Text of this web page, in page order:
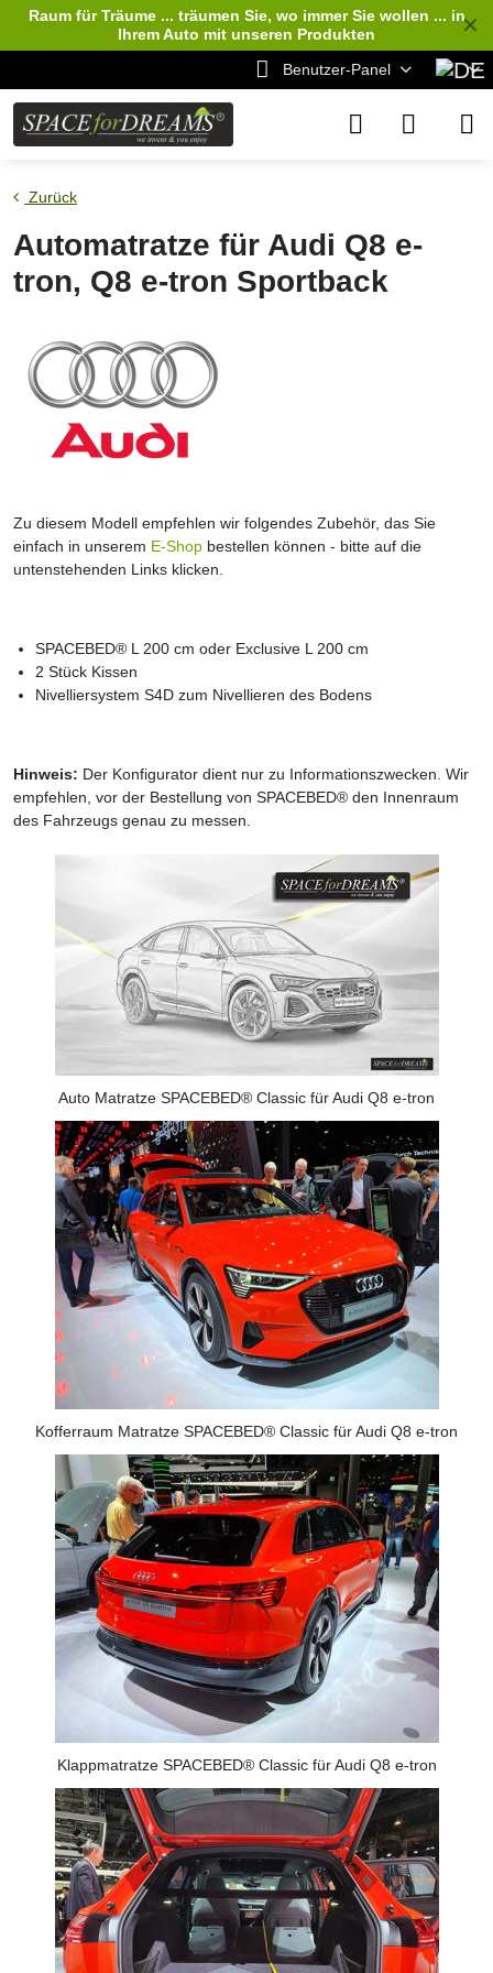
✕
Raum für Träume ... träumen Sie, wo immer Sie wollen ... in
Ihrem Auto mit unseren Produkten
Benutzer-Panel
Zurück
Automatratze für Audi Q8 e-
tron, Q8 e-tron Sportback
Zu diesem Modell empfehlen wir folgendes Zubehör, das Sie
einfach in unserem E-Shop bestellen können - bitte auf die
untenstehenden Links klicken.
SPACEBED® L 200 cm oder Exclusive L 200 cm
2 Stück Kissen
Nivelliersystem S4D zum Nivellieren des Bodens
Hinweis: Der Konfigurator dient nur zu Informationszwecken. Wir
empfehlen, vor der Bestellung von SPACEBED® den Innenraum
des Fahrzeugs genau zu messen.
Auto Matratze SPACEBED® Classic für Audi Q8 e-tron
Kofferraum Matratze SPACEBED® Classic für Audi Q8 e-tron
Klappmatratze SPACEBED® Classic für Audi Q8 e-tron